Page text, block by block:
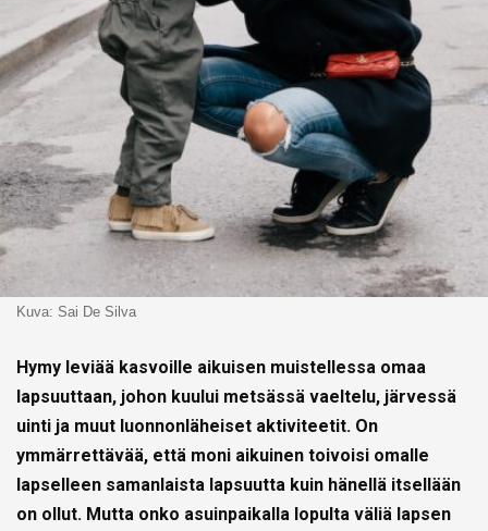
Kuva: Sai De Silva
Hymy leviää kasvoille aikuisen muistellessa omaa
lapsuuttaan, johon kuului metsässä vaeltelu, järvessä
uinti ja muut luonnonläheiset aktiviteetit. On
ymmärrettävää, että moni aikuinen toivoisi omalle
lapselleen samanlaista lapsuutta kuin hänellä itsellään
on ollut. Mutta onko asuinpaikalla lopulta väliä lapsen